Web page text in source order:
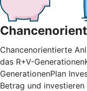
Chancenorientierte
das R+V-
GenerationenPlan
Betrag und